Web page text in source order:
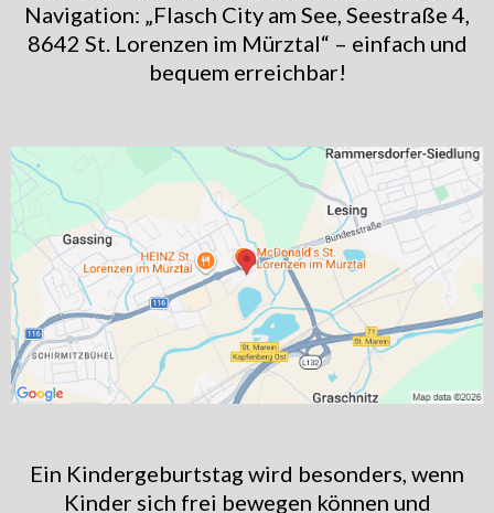
Navigation: „Flasch City am See, Seestraße 4,
8642 St. Lorenzen im Mürztal“ – einfach und
bequem erreichbar!
Ein Kindergeburtstag wird besonders, wenn
Kinder sich frei bewegen können und